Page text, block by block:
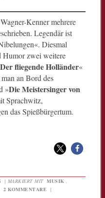
Kenner mehrere
Legendär ist
Diesmal
Humor zwei weitere
fliegende Holländer«
an Bord des
»Die Meistersinger von
Sprachwitz,
das Spießbürgertum.
| MARKIERT MIT MUSIK
2 KOMMENTARE |